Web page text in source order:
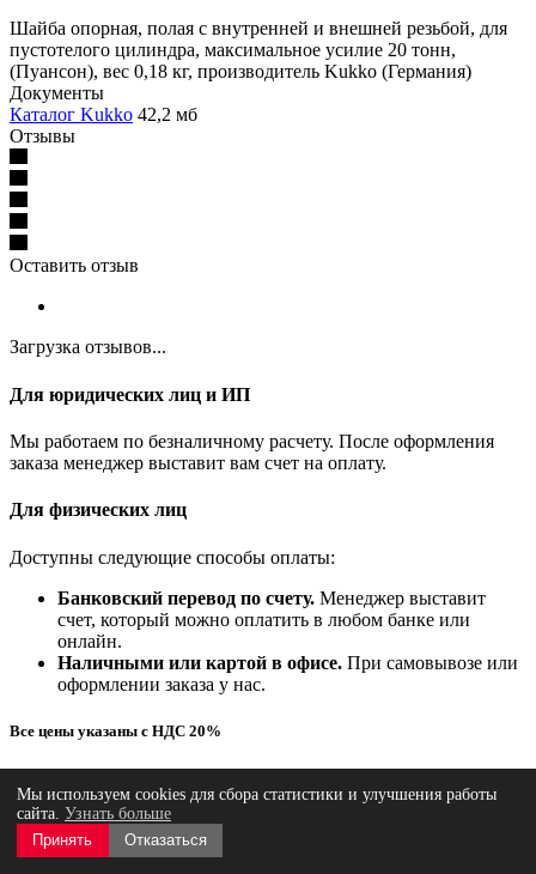
Шайба опорная, полая с внутренней и внешней резьбой, для
пустотелого цилиндра, максимальное усилие 20 тонн,
(Пуансон), вес 0,18 кг, производитель Kukko (Германия)
Документы
Каталог Kukko 42,2 мб
Отзывы
Оставить отзыв
Загрузка отзывов...
Для юридических лиц и ИП
Мы работаем по безналичному расчету. После оформления
заказа менеджер выставит вам счет на оплату.
Для физических лиц
Доступны следующие способы оплаты:
Банковский перевод по счету. Менеджер выставит
счет, который можно оплатить в любом банке или
онлайн.
Наличными или картой в офисе. При самовывозе или
оформлении заказа у нас.
Все цены указаны с НДС 20%
Возможна покупка в лизинг
Мы используем cookies для сбора статистики и улучшения работы
сайта. Узнать больше
Принять
Отказаться